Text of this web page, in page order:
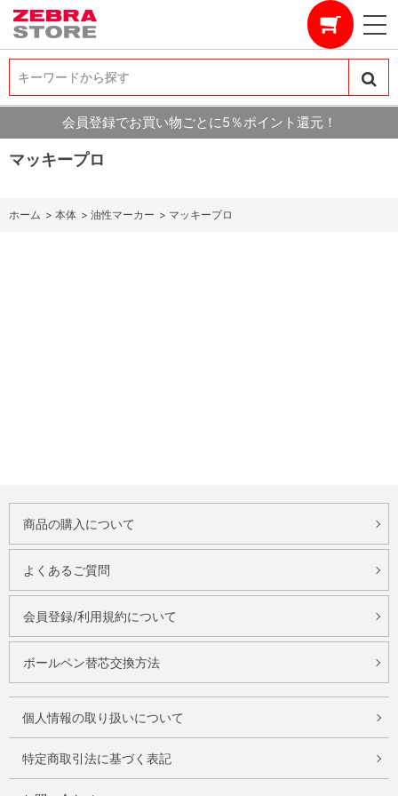
キーワードから探す
キーワードから探す
会員登録でお買い物ごとに5％ポイント還元！
マッキープロ
ホーム > 本体 > 油性マーカー > マッキープロ
商品の購入について
よくあるご質問
会員登録/利用規約について
ボールペン替芯交換方法
個人情報の取り扱いについて
特定商取引法に基づく表記